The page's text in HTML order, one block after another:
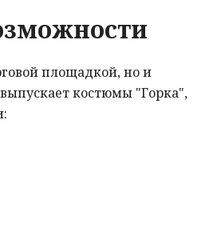
площадкой, но и
костюмы "Горка",